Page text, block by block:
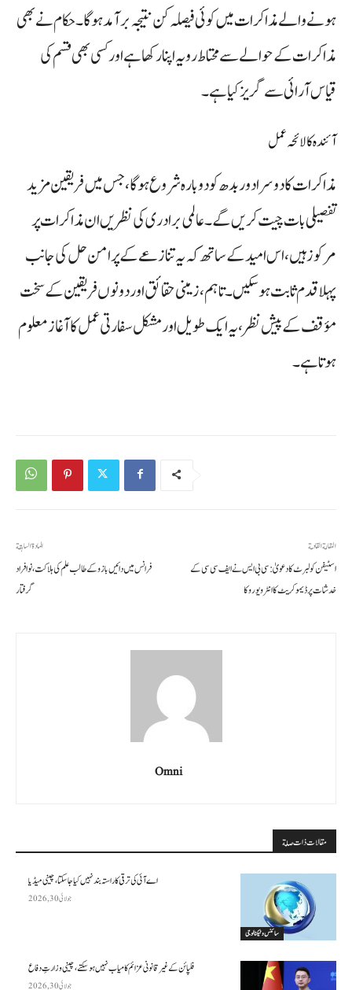
ہونے والے مذاکرات میں کوئی فیصلہ کن نتیجہ برآمد ہو گا۔ حکام نے بھی
مذاکرات کے حوالے سے محتاط رویہ اپنا رکھا ہے اور کسی بھی قسم کی
قیاس آرائی سے گریز کیا ہے۔
آئندہ کا لائحہ عمل
مذاکرات کا دوسرا دور بدھ کو دوبارہ شروع ہوگا، جس میں فریقین مزید
تفصیلی بات چیت کریں گے۔ عالمی برادری کی نظریں ان مذاکرات پر
مرکوز ہیں، اس امید کے ساتھ کہ یہ تنازعے کے پرامن حل کی جانب
پہلا قدم ثابت ہو سکیں۔ تاہم، زمینی حقائق اور دونوں فریقین کے سخت
مؤقف کے پیش نظر، یہ ایک طویل اور مشکل سفارتی عمل کا آغاز معلوم
ہوتا ہے۔
المادة السابقة
فرانس میں دائیں بازو کے طالب علم کی ہلاکت، نو افراد
گرفتار
المقالة القادمة
اسٹیفن کولبرٹ کا دعویٰ: سی بی ایس نے ایف سی سی کے
خدشات پر ڈیموکریٹ کا انٹرویو روکا
Omni
مقالات ذات صلة
سائنس وٹیکنالوجی
اے آئی کی ترقی کا راستہ بند نہیں کیا جا سکتا، چینی میڈیا
جولائی 30, 2026
فلپائن کے غیر قانونی عزائم کامیاب نہیں ہو سکتے ، چینی وزارتِ دفاع
جولائی 30, 2026